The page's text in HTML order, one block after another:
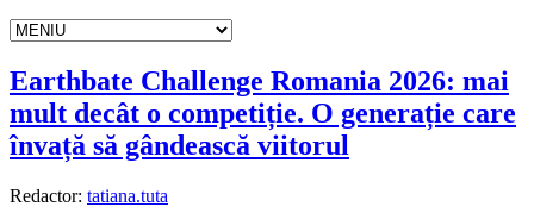
Earthbate Challenge Romania 2026: mai
mult decât o competiție. O generație care
învață să gândească viitorul
Redactor: tatiana.tuta